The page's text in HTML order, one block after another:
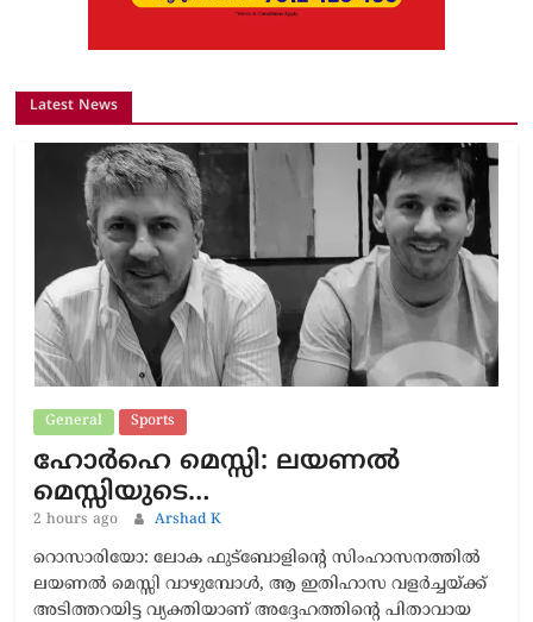
Latest News
General Sports
ഹോർഹെ മെസ്സി: ലയണൽ
മെസ്സിയുടെ…
2 hours ago Arshad K
റൊസാരിയോ: ലോക ഫുട്ബോളിന്റെ സിംഹാസനത്തിൽ
ലയണൽ മെസ്സി വാഴുമ്പോൾ, ആ ഇതിഹാസ വളർച്ചയ്ക്ക്
അടിത്തറയിട്ട വ്യക്തിയാണ് അദ്ദേഹത്തിന്റെ പിതാവായ